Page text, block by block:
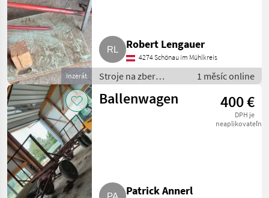
Inzerát
Robert Lengauer
4274 Schönau im Mühlkreis
Stroje na zber
objemových krmív /
transportéry balíkov
1 měsíc online
Ballenwagen 400 €
DPH je
neaplikovateľné
Patrick Annerl